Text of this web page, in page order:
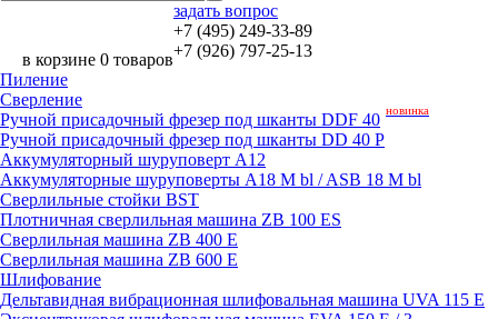
в корзине 0 товаров
задать вопрос
+7 (495) 249-33-89
+7 (926) 797-25-13
Пиление
Сверление
Ручной присадочный фрезер под шканты DDF 40 новинка
Ручной присадочный фрезер под шканты DD 40 P
Аккумуляторный шуруповерт A12
Аккумуляторные шуруповерты A18 M bl / ASB 18 M bl
Сверлильные стойки BST
Плотничная сверлильная машина ZB 100 ES
Сверлильная машина ZB 400 E
Сверлильная машина ZB 600 E
Шлифование
Дельтавидная вибрационная шлифовальная машина UVA 115 E